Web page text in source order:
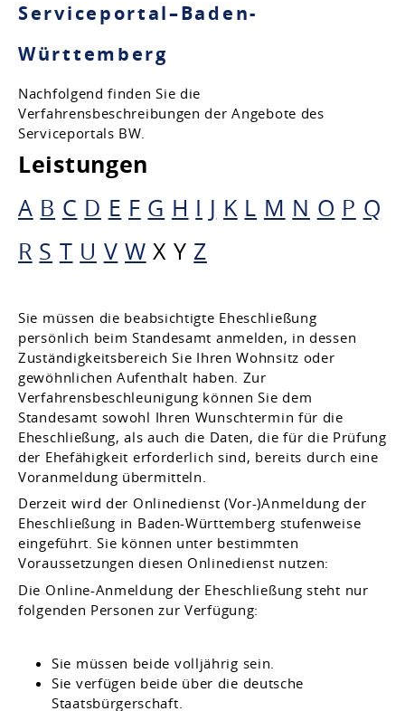
Serviceportal–Baden-
Württemberg
Nachfolgend finden Sie die
Verfahrensbeschreibungen der Angebote des
Serviceportals BW.
Leistungen
A B C D E F G H I J K L M N O P Q
R S T U V W X Y Z
Sie müssen die beabsichtigte Eheschließung
persönlich beim Standesamt anmelden, in dessen
Zuständigkeitsbereich Sie Ihren Wohnsitz oder
gewöhnlichen Aufenthalt haben. Zur
Verfahrensbeschleunigung können Sie dem
Standesamt sowohl Ihren Wunschtermin für die
Eheschließung, als auch die Daten, die für die Prüfung
der Ehefähigkeit erforderlich sind, bereits durch eine
Voranmeldung übermitteln.
Derzeit wird der Onlinedienst (Vor-)Anmeldung der
Eheschließung in Baden-Württemberg stufenweise
eingeführt. Sie können unter bestimmten
Voraussetzungen diesen Onlinedienst nutzen:
Die Online-Anmeldung der Eheschließung steht nur
folgenden Personen zur Verfügung:
Sie müssen beide volljährig sein.
Sie verfügen beide über die deutsche
Staatsbürgerschaft.